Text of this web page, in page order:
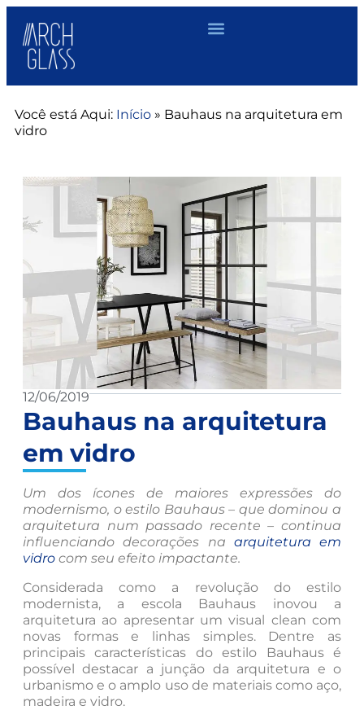
Você está Aqui: Início » Bauhaus na arquitetura em
vidro
12/06/2019
Bauhaus na arquitetura
em vidro
Um dos ícones de maiores expressões do
modernismo, o estilo Bauhaus – que dominou a
arquitetura num passado recente – continua
influenciando decorações na arquitetura em
vidro com seu efeito impactante.
Considerada como a revolução do estilo
modernista, a escola Bauhaus inovou a
arquitetura ao apresentar um visual clean com
novas formas e linhas simples. Dentre as
principais características do estilo Bauhaus é
possível destacar a junção da arquitetura e o
urbanismo e o amplo uso de materiais como aço,
madeira e vidro.